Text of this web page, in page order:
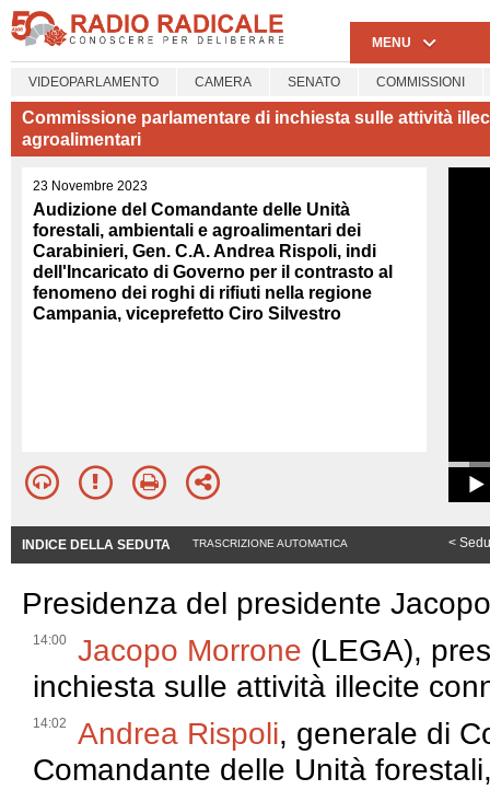
MENU
VIDEOPARLAMENTO CAMERA SENATO COMMISSIONI
Commissione parlamentare di inchiesta sulle attività
agroalimentari
23 Novembre 2023
Audizione del Comandante delle Unità
forestali, ambientali e agroalimentari dei
Carabinieri, Gen. C.A. Andrea Rispoli, indi
dell'Incaricato di Governo per il contrasto al
fenomeno dei roghi di rifiuti nella regione
Campania, viceprefetto Ciro Silvestro
INDICE DELLA SEDUTA TRASCRIZIONE AUTOMATICA <
Presidenza del presidente
14:00 Jacopo Morrone (LEGA),
inchiesta sulle attività illecite
14:02 Andrea Rispoli, generale di
Comandante delle Unità